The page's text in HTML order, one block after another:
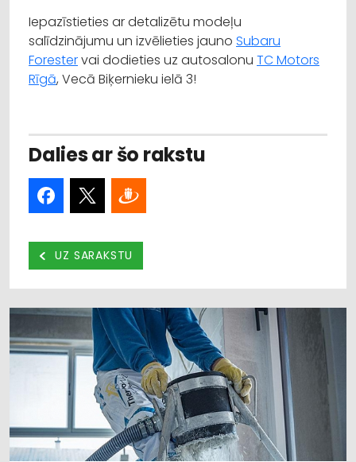
Iepazīstieties ar detalizētu modeļu
salīdzinājumu un izvēlieties jauno Subaru
Forestervai dodieties uz autosalonu TC Motors
Rīgā, Vecā Biķernieku ielā 3!
Dalies ar šo rakstu
UZ SARAKSTU